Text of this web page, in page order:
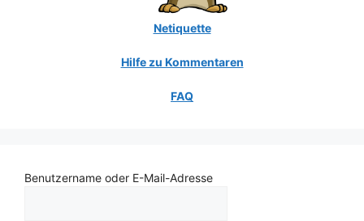
Netiquette
Hilfe zu Kommentaren
FAQ
Benutzername oder E-Mail-Adresse